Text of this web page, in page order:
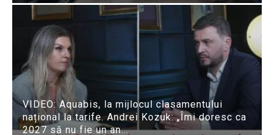
VIDEO: Aquabis, la mijlocul clasamentului
național la tarife. Andrei Kozuk: „Îmi doresc ca
2027 să nu fie un an...